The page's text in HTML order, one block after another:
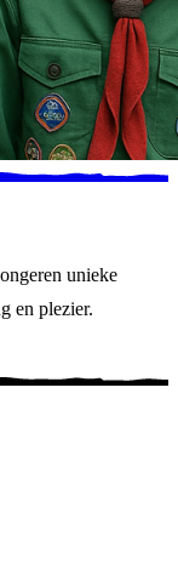
unieke
en plezier.